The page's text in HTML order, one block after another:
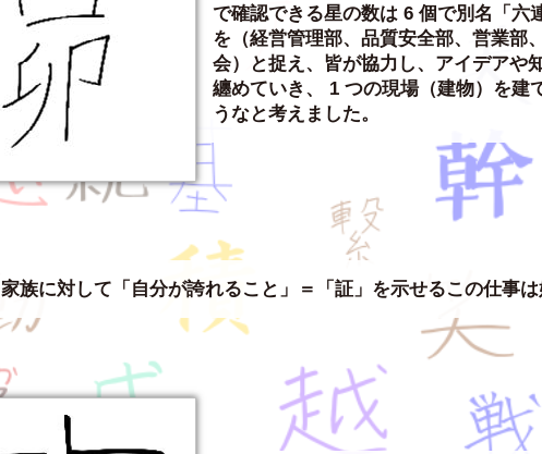
で確認できる星の数は 6 個で別名「六
を（経営管理部、品質安全部、営業部
会）と捉え、皆が協力し、アイデアや
纏めていき、 1 つの現場（建物）を建
うなと考えました。
家族に対して「自分が誇れること」＝「証」を示せるこの仕事は